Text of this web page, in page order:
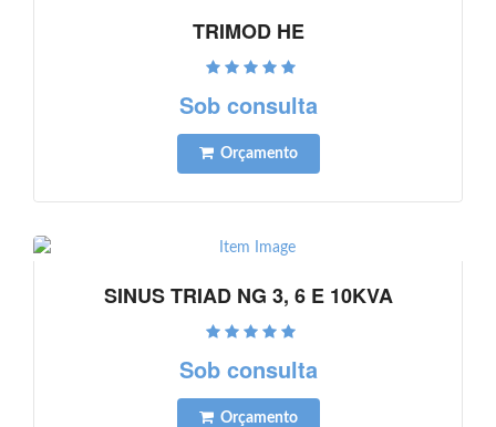
TRIMOD HE
Sob consulta
Orçamento
SINUS TRIAD NG 3, 6 E 10KVA
Sob consulta
Orçamento